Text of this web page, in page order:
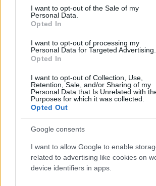
consent section.
I want to opt-out of the Sale of my
Personal Data.
Opted In
I want to opt-out of processing my
Personal Data for Targeted Advertising.
Opted In
I want to opt-out of Collection, Use,
Retention, Sale, and/or Sharing of my
Personal Data that Is Unrelated with
Purposes for which it was collected.
Opted Out
Google consents
I want to allow Google to enable
related to advertising like cookies on
device identifiers in apps.
Budapest
Weboldal készítés és ...
Weboldal készítés és
keresőoptimalizálás
PHP Programozó 2019. július 24.
Weboldal készítés és weboldal
Weboldal készítés Budapest
Weboldal készítés és
Online ...
Céges weboldal készítés